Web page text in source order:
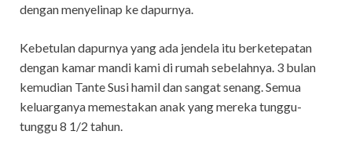
dengan menyelinap ke dapurnya.
Kebetulan dapurnya yang ada jendela itu berketepatan
dengan kamar mandi kami di rumah sebelahnya. 3 bulan
kemudian Tante Susi hamil dan sangat senang. Semua
keluarganya memestakan anak yang mereka tunggu-
tunggu 8 1/2 tahun.